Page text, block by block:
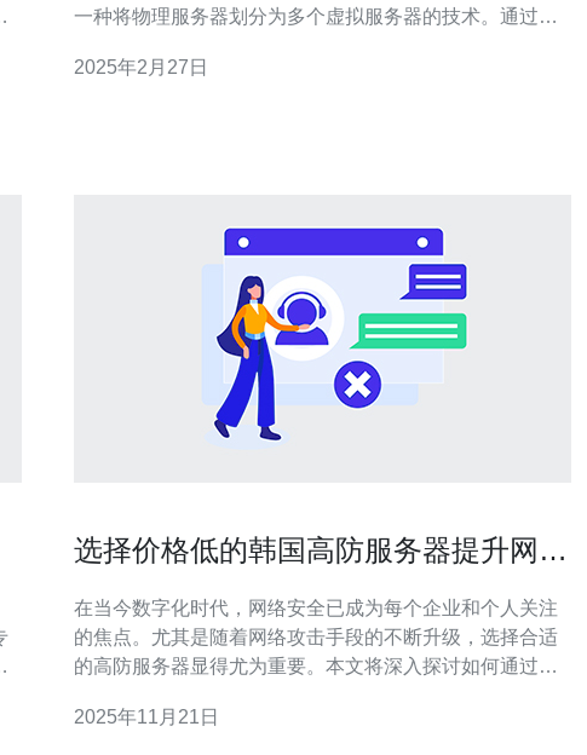
一种将物理服务器划分为多个虚拟服务器的技术。通过使
站托管和云服务的需求。 台湾VPS提供了大宽带的优势。
2025年2月27日
选择价格低的韩国高防服务器提升网站
在当今数字化时代，网络安全已成为每个企业和个人关注
的焦点。尤其是随着网络攻击手段的不断升级，选择合适
的高防服务器显得尤为重要。本文将深入探讨如何通过选
确保您的网站在面对各种网络威胁时依然能够安全稳定地
2025年11月21日